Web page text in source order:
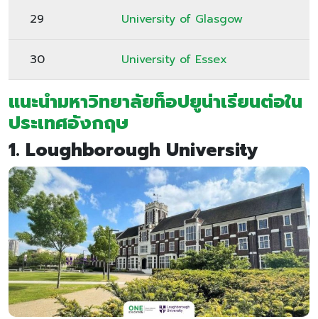
29 University of Glasgow
30 University of Essex
แนะนำมหาวิทยาลัยท็อปยูน่าเรียนต่อใน
ประเทศอังกฤษ
1. Loughborough University